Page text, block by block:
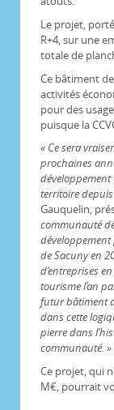
Le projet,
R+4, sur une
totale de
Ce bâtiment
activités
pour des
puisque la
« Ce sera
prochaines
territoire
Gauquelin,
communauté
développement
de Sacuny en
d’entreprises
tourisme l’an
futur bâtiment
dans cette
pierre dans
communauté. »
Ce projet, qui
M€, pourrait